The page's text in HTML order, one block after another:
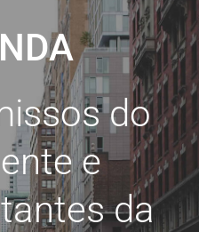
do
e
da